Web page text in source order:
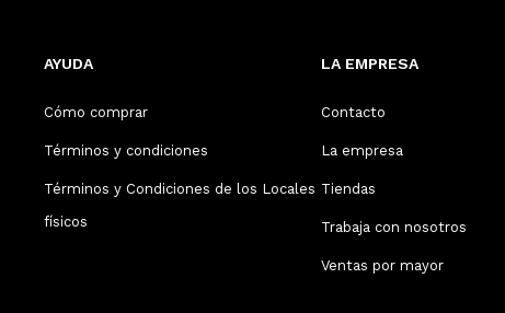
AYUDA
Cómo comprar
Términos y condiciones
Términos y Condiciones de los Locales
físicos
LA EMPRESA
Contacto
La empresa
Tiendas
Trabaja con nosotros
Ventas por mayor